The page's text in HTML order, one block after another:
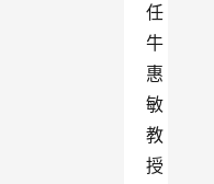
任
牛
惠
敏
教
授